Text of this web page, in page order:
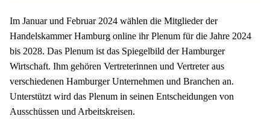
Im Januar und Februar 2024 wählen die Mitglieder der
Handelskammer Hamburg online ihr Plenum für die Jahre 2024
bis 2028. Das Plenum ist das Spiegelbild der Hamburger
Wirtschaft. Ihm gehören Vertreterinnen und Vertreter aus
verschiedenen Hamburger Unternehmen und Branchen an.
Unterstützt wird das Plenum in seinen Entscheidungen von
Ausschüssen und Arbeitskreisen.